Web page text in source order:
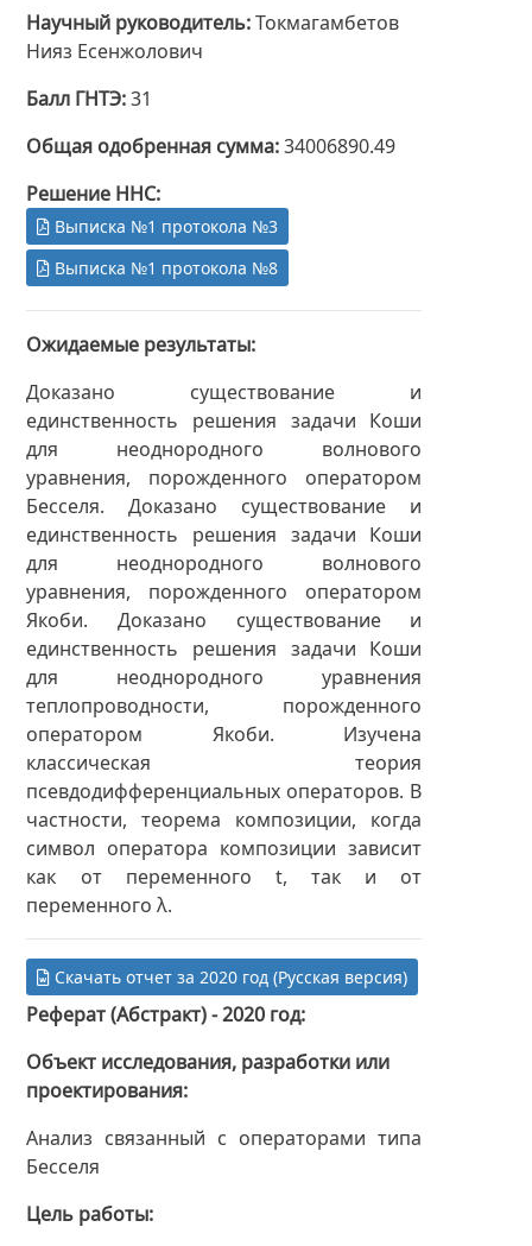
Научный руководитель Токмагамбетов
Нияз Есенжолович
Балл ГНТЭ 31
Общая одобренная сумма 34006890.49
Решение ННС
Выписка №1 протокола №3
Выписка №1 протокола №8
Ожидаемые результаты
Доказано существование и
единственность решения задачи Коши
для неоднородного волнового
уравнения, порожденного оператором
Бесселя. Доказано существование и
единственность решения задачи Коши
для неоднородного волнового
уравнения, порожденного оператором
Якоби. Доказано существование и
единственность решения задачи Коши
для неоднородного уравнения
теплопроводности, порожденного
оператором Якоби. Изучена
классическая теория
псевдодифференциальных операторов. В
частности, теорема композиции, когда
символ оператора композиции зависит
как от переменного t, так и от
переменного λ.
Скачать отчет за 2020 год (Русская версия)
Реферат (Абстракт) - 2020 год
Объект исследования, разработки или
проектирования
Анализ связанный с операторами типа
Бесселя
Цель работы